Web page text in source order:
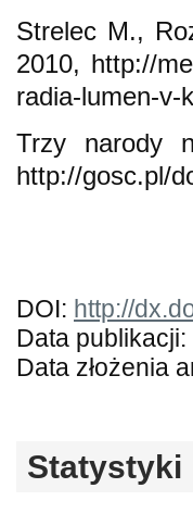
Strelec M.,
2010, http://
radia-lumen-v-
Trzy narody
http://gosc.pl/
DOI: http://
Data
Data złożenia
Statystyki